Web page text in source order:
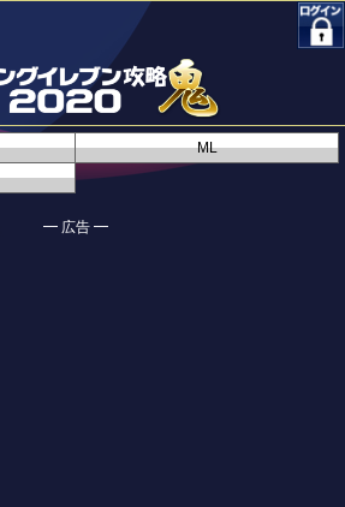
ML
━ 広告 ━